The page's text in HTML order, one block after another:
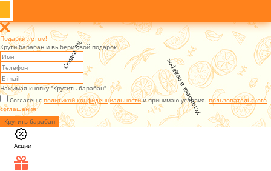
Скидка 3%
Установка в подарок
Подарки летом!
Крути барабан и выбери свой подарок
Нажимая кнопку "Крутить барабан"
Согласен с политикой конфиденциальностии принимаю условия. пользовательского
соглашения
Крутить барабан
Акции